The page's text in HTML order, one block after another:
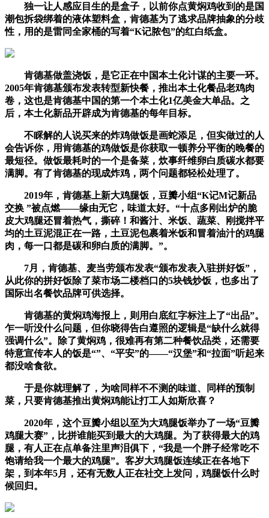
独一让人感应目生的是盒子，以前你点黄焖鸡收到的是国
潮包拆袋绑着的液体塑料盒，肯德基为了逃求品牌抽象的分歧
性，用的是雷同全家桶的写着“K记脓包”的红白纸盒。
肯德基做盖浇饭，是它正在中国本土化计谋的主要一环。
2005年肯德基颁布发表转型新快餐，推出本土化餐品老鸡肉
卷，这也是肯德基中国的第一个本土化1亿美金大单品。之
后，本土化新品开辟成为肯德基的每年目标。
不睬解的人说买来的炸鸡做饭是画蛇添足，但实做过的人
会告诉你，用肯德基的鸡做饭是你获取一顿养分平衡的晚餐的
最短径。做饭最耗时的一个是备菜，炊事纤维卵白质碳水都要
满脚。有了肯德基的现成炸鸡，两个问题都轻松处理了。
2019年，肯德基上新大鸡腿饭，豆瓣小组“K记M记新品
交换 ”被点燃——缘由无它，味道太好。“十点多刚出炉的脆
皮大鸡腿还冒着热气，撕碎！和酱汁、米饭、蔬菜、刚搅拌平
均的土豆泥混正在一路，土豆泥包裹着米饭和冒着油汁的鸡腿
肉，每一口都是碳和卵白质的满脚。”。
7月，肯德基、麦当劳颁布发表“颁布发表入驻拼好饭”，
从此你的拼好饭除了菜市场二楼档口的5块钱炒饭，也多出了
国际出名餐饮品牌可供选择。
肯德基的黄焖鸡海报上，则用白底红字标注上了“出品”。
乍一听没什么问题，但你晓得告白遵照的逻辑是“缺什么就得
强调什么”。除了黄焖鸡，很难再有第二种餐饮品类，还需要
特意宣传本人的饭是“”、“平安”的——“汉堡”和“拉面”听起来
都没啥食欲。
于是你就理解了，为啥同样不不测的味道、同样的预制
菜，只要肯德基推出黄焖鸡能让打工人如斯欣喜？
2020年，这个豆瓣小组以至为大鸡腿饭举办了一场“豆瓣
鸡腿大赛”，比拼谁能买到最大的大鸡腿。为了获得最大的鸡
腿，有人正在点单备注里声泪俱下，“我是一个胖子经常吃不
饱请给我一个最大的鸡腿”。客岁大鸡腿饭连续正在各地下
架，到本年5月，还有无数人正在社交上发问，鸡腿饭什么时
候回归。